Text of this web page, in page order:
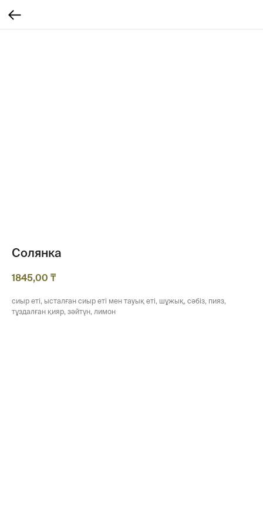
Солянка
1845,00 ₸
сиыр еті, ысталған сиыр еті мен тауық еті, шұжық, сәбіз, пияз,
тұздалған қияр, зәйтүн, лимон